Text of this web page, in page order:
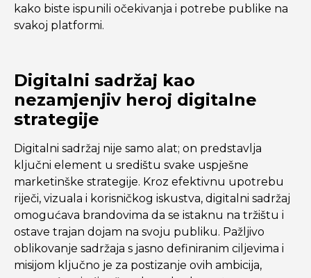
kako biste ispunili očekivanja i potrebe publike na
svakoj platformi.
Digitalni sadržaj kao
nezamjenjiv heroj digitalne
strategije
Digitalni sadržaj nije samo alat; on predstavlja
ključni element u središtu svake uspješne
marketinške strategije. Kroz efektivnu upotrebu
riječi, vizuala i korisničkog iskustva, digitalni sadržaj
omogućava brandovima da se istaknu na tržištu i
ostave trajan dojam na svoju publiku. Pažljivo
oblikovanje sadržaja s jasno definiranim ciljevima i
misijom ključno je za postizanje ovih ambicija,